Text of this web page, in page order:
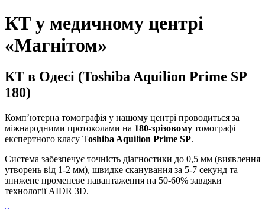
КТ у медичному центрі
«Магнітом»
КТ в Одесі (Toshiba Aquilion Prime SP
180)
Комп’ютерна томографія у нашому центрі проводиться за
міжнародними протоколами на 180-зрізовому томографі
експертного класу Toshiba Aquilion Prime SP.
Система забезпечує точність діагностики до 0,5 мм (виявлення
утворень від 1-2 мм), швидке сканування за 5-7 секунд та
знижене променеве навантаження на 50-60% завдяки
технології AIDR 3D.